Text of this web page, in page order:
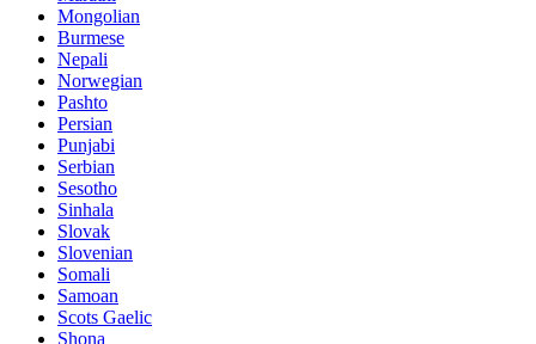
Mongolian
Burmese
Nepali
Norwegian
Pashto
Persian
Punjabi
Serbian
Sesotho
Sinhala
Slovak
Slovenian
Somali
Samoan
Scots Gaelic
Shona